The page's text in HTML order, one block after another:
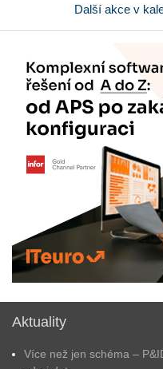
Další akce v
Aktuality
Více než jen schéma –